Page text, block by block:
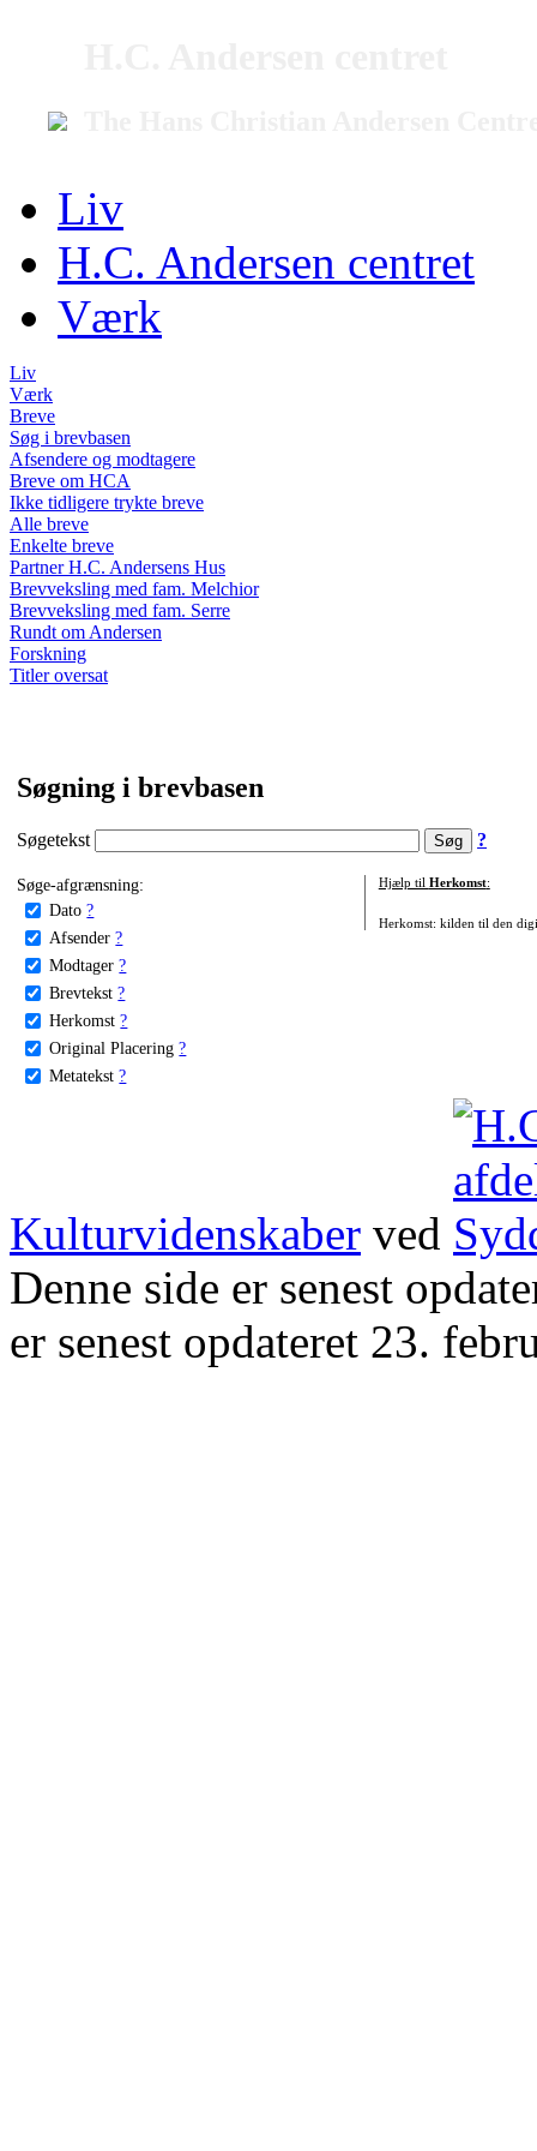
Liv
H.C. Andersen centret
Værk
Liv
Værk
Breve
Søg i brevbasen
Afsendere og modtagere
Breve om HCA
Ikke tidligere trykte breve
Alle breve
Enkelte breve
Partner H.C. Andersens Hus
Brevveksling med fam. Melchior
Brevveksling med fam. Serre
Rundt om Andersen
Forskning
Titler oversat
Søgning i brevbasen
Søgetekst ?
Søge-afgrænsning:
Dato ?
Afsender ?
Modtager ?
Brevtekst ?
Herkomst ?
Original Placering ?
Metatekst ?
Hjælp til Herkomst:
Herkomst: kilden til den
Kulturvidenskaber ved
Denne side er senest
er senest opdateret 23.